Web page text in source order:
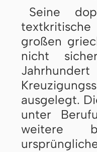
Seine
großen
nicht
ausgelegt.
unter
weitere